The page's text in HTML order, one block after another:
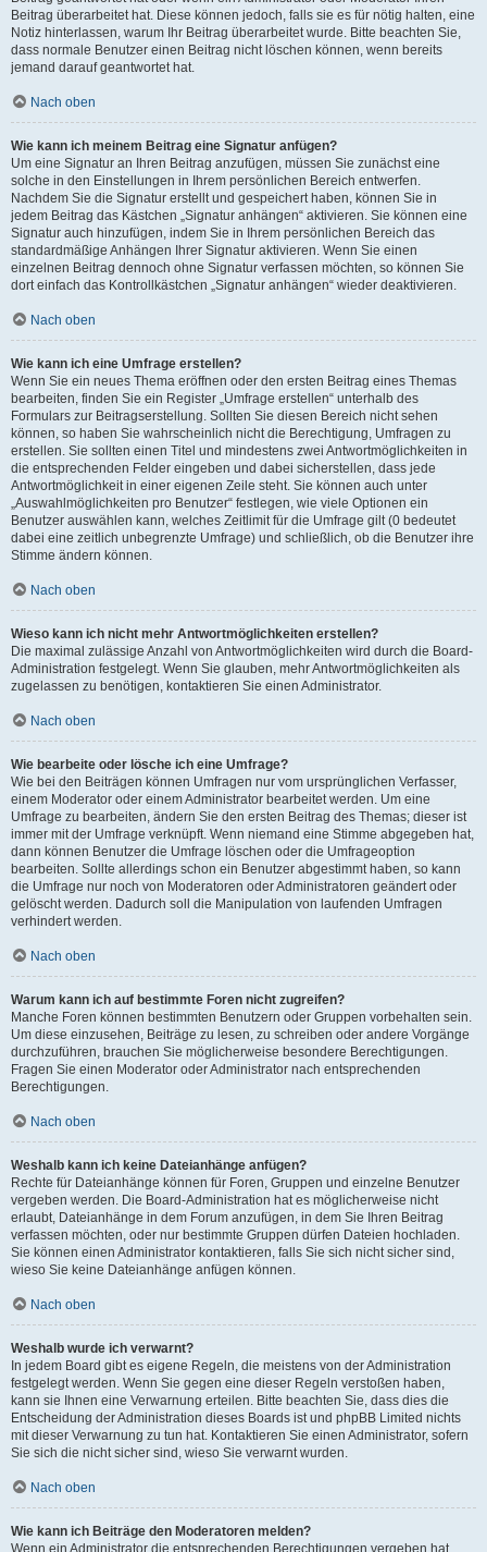
Beitrag überarbeitet hat. Diese können jedoch, falls sie es für nötig halten, eine
Notiz hinterlassen, warum Ihr Beitrag überarbeitet wurde. Bitte beachten Sie,
dass normale Benutzer einen Beitrag nicht löschen können, wenn bereits
jemand darauf geantwortet hat.
Nach oben
Wie kann ich meinem Beitrag eine Signatur anfügen?
Um eine Signatur an Ihren Beitrag anzufügen, müssen Sie zunächst eine
solche in den Einstellungen in Ihrem persönlichen Bereich entwerfen.
Nachdem Sie die Signatur erstellt und gespeichert haben, können Sie in
jedem Beitrag das Kästchen „Signatur anhängen“ aktivieren. Sie können eine
Signatur auch hinzufügen, indem Sie in Ihrem persönlichen Bereich das
standardmäßige Anhängen Ihrer Signatur aktivieren. Wenn Sie einen
einzelnen Beitrag dennoch ohne Signatur verfassen möchten, so können Sie
dort einfach das Kontrollkästchen „Signatur anhängen“ wieder deaktivieren.
Nach oben
Wie kann ich eine Umfrage erstellen?
Wenn Sie ein neues Thema eröffnen oder den ersten Beitrag eines Themas
bearbeiten, finden Sie ein Register „Umfrage erstellen“ unterhalb des
Formulars zur Beitragserstellung. Sollten Sie diesen Bereich nicht sehen
können, so haben Sie wahrscheinlich nicht die Berechtigung, Umfragen zu
erstellen. Sie sollten einen Titel und mindestens zwei Antwortmöglichkeiten in
die entsprechenden Felder eingeben und dabei sicherstellen, dass jede
Antwortmöglichkeit in einer eigenen Zeile steht. Sie können auch unter
„Auswahlmöglichkeiten pro Benutzer“ festlegen, wie viele Optionen ein
Benutzer auswählen kann, welches Zeitlimit für die Umfrage gilt (0 bedeutet
dabei eine zeitlich unbegrenzte Umfrage) und schließlich, ob die Benutzer ihre
Stimme ändern können.
Nach oben
Wieso kann ich nicht mehr Antwortmöglichkeiten erstellen?
Die maximal zulässige Anzahl von Antwortmöglichkeiten wird durch die Board-
Administration festgelegt. Wenn Sie glauben, mehr Antwortmöglichkeiten als
zugelassen zu benötigen, kontaktieren Sie einen Administrator.
Nach oben
Wie bearbeite oder lösche ich eine Umfrage?
Wie bei den Beiträgen können Umfragen nur vom ursprünglichen Verfasser,
einem Moderator oder einem Administrator bearbeitet werden. Um eine
Umfrage zu bearbeiten, ändern Sie den ersten Beitrag des Themas; dieser ist
immer mit der Umfrage verknüpft. Wenn niemand eine Stimme abgegeben hat,
dann können Benutzer die Umfrage löschen oder die Umfrageoption
bearbeiten. Sollte allerdings schon ein Benutzer abgestimmt haben, so kann
die Umfrage nur noch von Moderatoren oder Administratoren geändert oder
gelöscht werden. Dadurch soll die Manipulation von laufenden Umfragen
verhindert werden.
Nach oben
Warum kann ich auf bestimmte Foren nicht zugreifen?
Manche Foren können bestimmten Benutzern oder Gruppen vorbehalten sein.
Um diese einzusehen, Beiträge zu lesen, zu schreiben oder andere Vorgänge
durchzuführen, brauchen Sie möglicherweise besondere Berechtigungen.
Fragen Sie einen Moderator oder Administrator nach entsprechenden
Berechtigungen.
Nach oben
Weshalb kann ich keine Dateianhänge anfügen?
Rechte für Dateianhänge können für Foren, Gruppen und einzelne Benutzer
vergeben werden. Die Board-Administration hat es möglicherweise nicht
erlaubt, Dateianhänge in dem Forum anzufügen, in dem Sie Ihren Beitrag
verfassen möchten, oder nur bestimmte Gruppen dürfen Dateien hochladen.
Sie können einen Administrator kontaktieren, falls Sie sich nicht sicher sind,
wieso Sie keine Dateianhänge anfügen können.
Nach oben
Weshalb wurde ich verwarnt?
In jedem Board gibt es eigene Regeln, die meistens von der Administration
festgelegt werden. Wenn Sie gegen eine dieser Regeln verstoßen haben,
kann sie Ihnen eine Verwarnung erteilen. Bitte beachten Sie, dass dies die
Entscheidung der Administration dieses Boards ist und phpBB Limited nichts
mit dieser Verwarnung zu tun hat. Kontaktieren Sie einen Administrator, sofern
Sie sich die nicht sicher sind, wieso Sie verwarnt wurden.
Nach oben
Wie kann ich Beiträge den Moderatoren melden?
Wenn ein Administrator die entsprechenden Berechtigungen vergeben hat,